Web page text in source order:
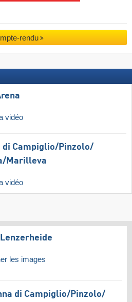
rendu
vidéo
di Campiglio/​Pinzolo/​
​Marilleva
vidéo
les images
di Campiglio/​Pinzolo/​